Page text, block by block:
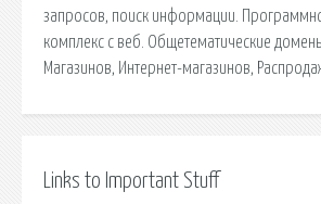
запросов, поиск информации.
комплекс с веб. Общетематические
Магазинов, Интернет-магазинов,
Links to Important Stuff